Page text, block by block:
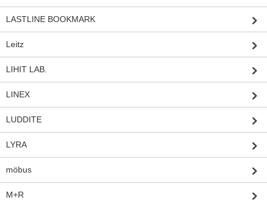
LASTLINE BOOKMARK
Leitz
LIHIT LAB.
LINEX
LUDDITE
LYRA
möbus
M+R